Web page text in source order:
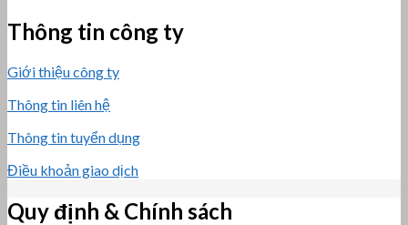
Thông tin công ty
Giới thiệu công ty
Thông tin liên hệ
Thông tin tuyển dụng
Điều khoản giao dịch
Quy định & Chính sách